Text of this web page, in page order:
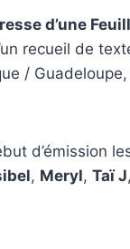
d’une
recueil de
/
d’émission
, Meryl, Taï J,